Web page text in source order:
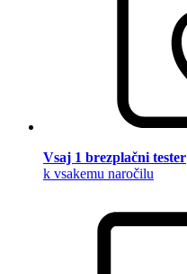
Vsaj 1 brezplačni tester
k vsakemu naročilu